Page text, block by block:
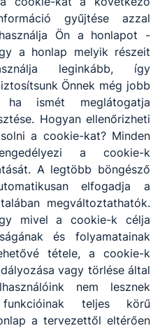
gyűjtése azzal
Ön a honlapot -
a honlap melyik részeit
leginkább, így
Önnek még jobb
ha ismét meglátogatja
Hogyan ellenőrizheti
a cookie-kat? Minden
a cookie-k
A legtöbb böngésző
elfogadja a
megváltoztathatók.
mivel a cookie-k célja
és folyamatainak
tétele, a cookie-k
vagy törlése által
nem lesznek
teljes körű
a tervezettől eltérően